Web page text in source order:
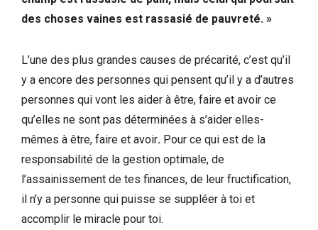
des choses vaines est rassasié de pauvreté. »
L’une des plus grandes causes de précarité, c’est qu’il
y a encore des personnes qui pensent qu’il y a d’autres
personnes qui vont les aider à être, faire et avoir ce
qu’elles ne sont pas déterminées à s’aider elles-
mêmes à être, faire et avoir. Pour ce qui est de la
responsabilité de la gestion optimale, de
l’assainissement de tes finances, de leur fructification,
il n’y a personne qui puisse se suppléer à toi et
accomplir le miracle pour toi.